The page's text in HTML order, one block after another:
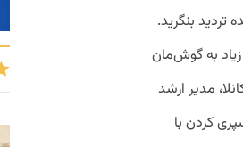
بنگرید.
به گوش‌مان
مدیر ارشد
کردن با